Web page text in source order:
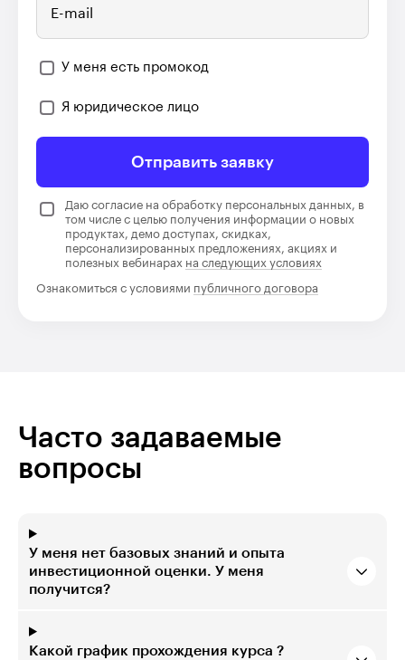
E-mail
У меня есть промокод
Я юридическое лицо
Отправить заявку
Даю согласие на обработку персональных данных, в
том числе с целью получения информации о новых
продуктах, демо доступах, скидках,
персонализированных предложениях, акциях и
полезных вебинарах на следующих условиях
Ознакомиться с условиями публичного договора
Часто задаваемые
вопросы
У меня нет базовых знаний и опыта
инвестиционной оценки. У меня
получится?
Какой график прохождения курса ?